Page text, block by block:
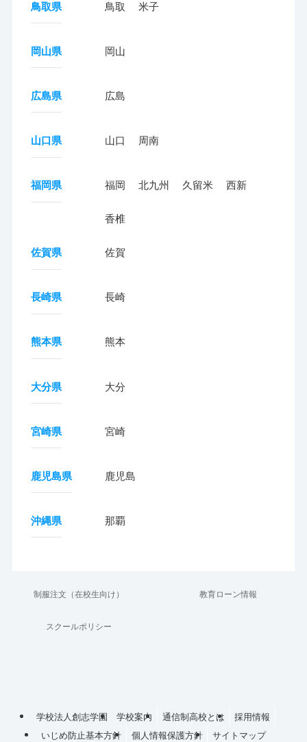
鳥取県 鳥取 米子
岡山県 岡山
広島県 広島
山口県 山口 周南
福岡県 福岡 北九州 久留米 西新
香椎
佐賀県 佐賀
長崎県 長崎
熊本県 熊本
大分県 大分
宮崎県 宮崎
鹿児島県 鹿児島
沖縄県 那覇
制服注文（在校生向け） 教育ローン情報
スクールポリシー
学校法人創志学園 学校案内 通信制高校とは
採用情報
いじめ防止基本方針
個人情報保護方針 サイトマップ